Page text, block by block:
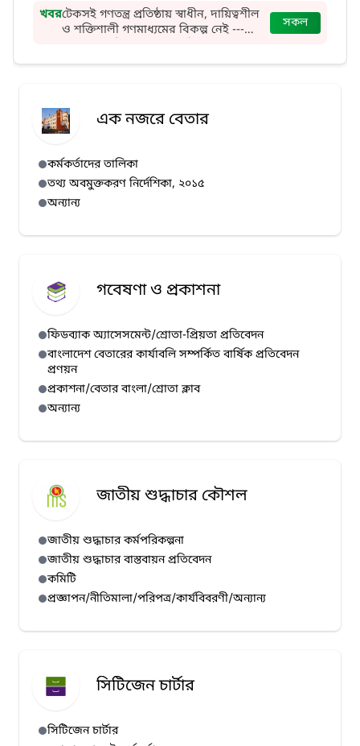
খবরটেকসই গণতন্ত্র প্রতিষ্ঠায় স্বাধীন, দায়িত্বশীল
ও শক্তিশালী গণমাধ্যমের বিকল্প নেই ---
সমবায় মন্ত্রী।
সকল
এক নজরে বেতার
কর্মকর্তাদের তালিকা
তথ্য অবমুক্তকরণ নির্দেশিকা, ২০১৫
অন্যান্য
গবেষণা ও প্রকাশনা
ফিডব্যাক অ্যাসেসমেন্ট/শ্রোতা-প্রিয়তা প্রতিবেদন
বাংলাদেশ বেতারের কার্যাবলি সম্পর্কিত বার্ষিক প্রতিবেদন
প্রণয়ন
প্রকাশনা/বেতার বাংলা/শ্রোতা ক্লাব
অন্যান্য
জাতীয় শুদ্ধাচার কৌশল
জাতীয় শুদ্ধাচার কর্মপরিকল্পনা
জাতীয় শুদ্ধাচার বাস্তবায়ন প্রতিবেদন
কমিটি
প্রজ্ঞাপন/নীতিমালা/পরিপত্র/কার্যবিবরণী/অন্যান্য
সিটিজেন চার্টার
সিটিজেন চার্টার